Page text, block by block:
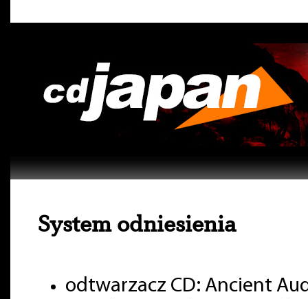
System odniesienia
odtwarzacz CD: Ancient